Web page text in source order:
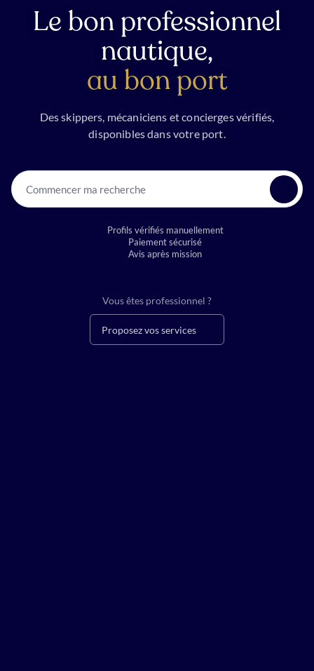
Le bon professionnel
nautique,
au bon port
Des skippers, mécaniciens et concierges vérifiés,
disponibles dans votre port.
Commencer ma recherche
Profils vérifiés manuellement
Paiement sécurisé
Avis après mission
Vous êtes professionnel ?
Proposez vos services